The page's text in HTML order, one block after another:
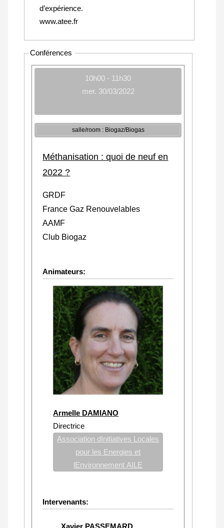
d’expérience.
www.atee.fr
Conférences
10h00 - 11h30
mer. 30/03/2022
salle/room : Biogaz/Biogas
Méthanisation : quoi de neuf en
2022 ?
GRDF
France Gaz Renouvelables
AAMF
Club Biogaz
Animateurs:
Armelle DAMIANO
Directrice
Association dInitiatives Locales
pour les Energies et
lEnvironnement AILE
Intervenants:
Xavier PASSEMARD